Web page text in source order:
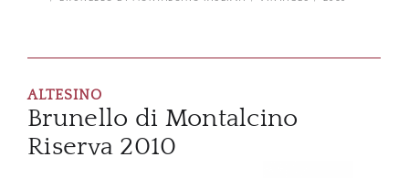
ALTESINO
Brunello di Montalcino
Riserva 2010